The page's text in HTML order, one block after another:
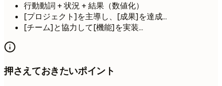
行動動詞 + 状況 + 結果（数値化）
[プロジェクト]を主導し、[成果]を達成…
[チーム]と協力して[機能]を実装…
押さえておきたいポイント